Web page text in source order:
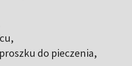
do pieczenia,